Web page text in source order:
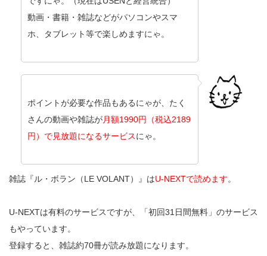
動画・書籍・雑誌などがパソコンやスマ
ホ、タブレット等で楽しめますにゃ。
ポイントが必要な作品もあるにゃが、たく
さんの動画や雑誌が月額1990円（税込2189
円）で見放題になるサービスにゃ。
雑誌『ル・ボラン（LE VOLANT）』はU-NEXTで読めます。
U-NEXTは有料のサービスですが、「初回31日間無料」のサービス
もやっています。
登録すると、雑誌約70冊が読み放題になります。